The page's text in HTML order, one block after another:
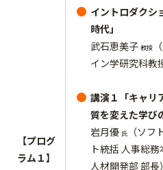
【プログ
ラム１】
イントロダクシ
時代」
武石恵美子 教授
イン学研究科教
講演１「キャ
質を変えた学び
岩月優 氏
（ソ
ト統括 人事総
人材開発部 部長）